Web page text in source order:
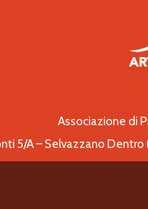
Associazione di
5/A – Selvazzano Dentro